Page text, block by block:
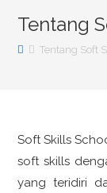
Tentang
Tentang Soft
Soft Skills
soft skills
yang teridiri